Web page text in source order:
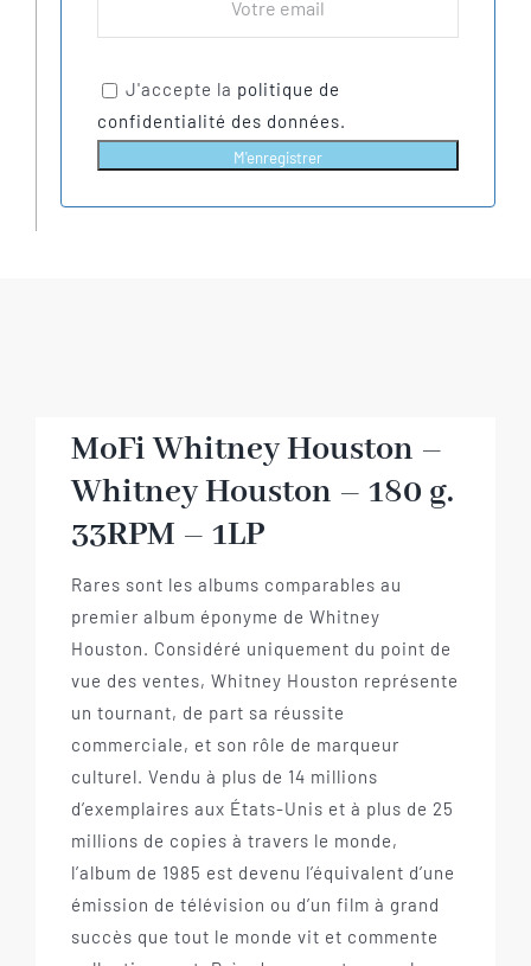
J'accepte la politique de
confidentialité des données.
MoFi Whitney Houston –
Whitney Houston – 180 g.
33RPM – 1LP
Rares sont les albums comparables au
premier album éponyme de Whitney
Houston. Considéré uniquement du point de
vue des ventes, Whitney Houston représente
un tournant, de part sa réussite
commerciale, et son rôle de marqueur
culturel. Vendu à plus de 14 millions
d’exemplaires aux États-Unis et à plus de 25
millions de copies à travers le monde,
l’album de 1985 est devenu l’équivalent d’une
émission de télévision ou d’un film à grand
succès que tout le monde vit et commente